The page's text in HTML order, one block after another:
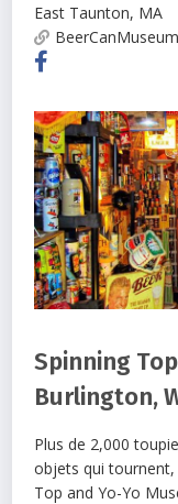
East Taunton, MA
Spinning
Burlington,
Plus de 2,000
objets qui
Top and Yo-Yo